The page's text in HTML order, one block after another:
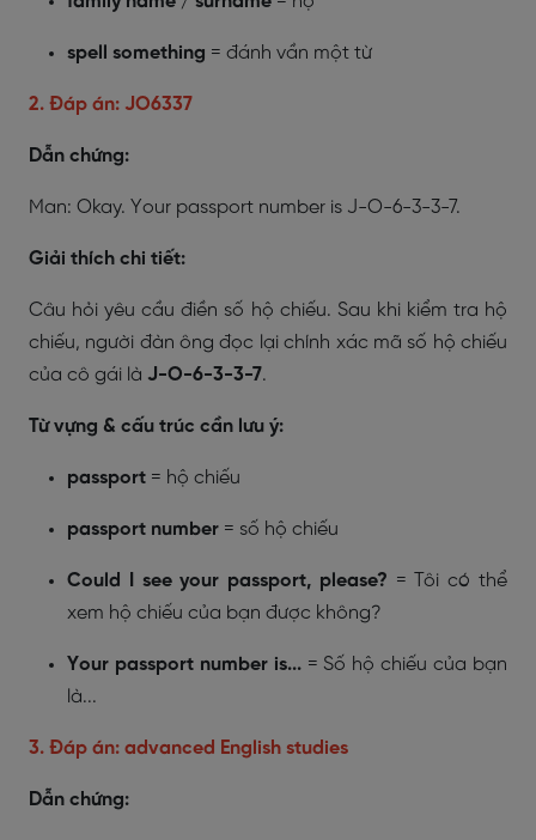
spell something = đánh vần một từ
2. Đáp án: JO6337
Dẫn chứng:
Man: Okay. Your passport number is J-O-6-3-3-7.
Giải thích chi tiết:
Câu hỏi yêu cầu điền số hộ chiếu. Sau khi kiểm tra hộ
chiếu, người đàn ông đọc lại chính xác mã số hộ chiếu
của cô gái là J-O-6-3-3-7.
Từ vựng & cấu trúc cần lưu ý:
passport = hộ chiếu
passport number = số hộ chiếu
Could I see your passport, please? = Tôi có thể
xem hộ chiếu của bạn được không?
Your passport number is...= Số hộ chiếu của bạn
là...
3. Đáp án: advanced English studies
Dẫn chứng: